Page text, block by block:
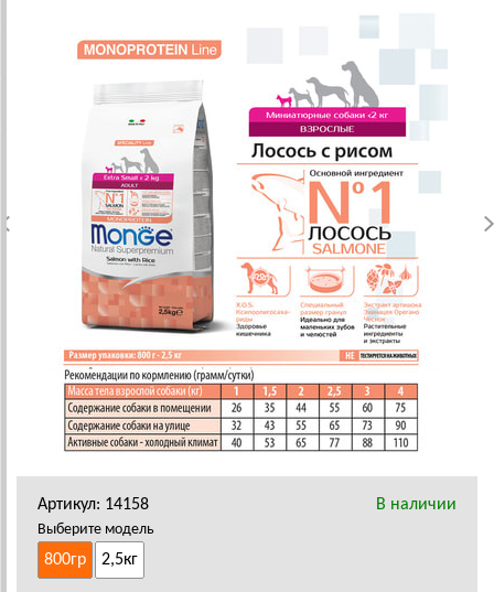
Артикул: 14158 В наличии
Выберите модель
800гр 2,5кг